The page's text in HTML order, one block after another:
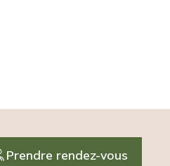
Prendre rendez-vous